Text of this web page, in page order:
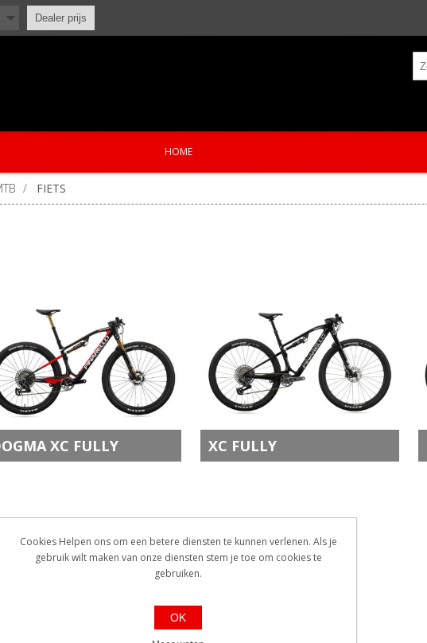
Dealer prijs
HOME
/ FIETS
XC FULLY XC FULLY
Cookies Helpen ons om een betere diensten te kunnen verlenen. Als je
gebruik wilt maken van onze diensten stem je toe om cookies te
gebruiken.
OK